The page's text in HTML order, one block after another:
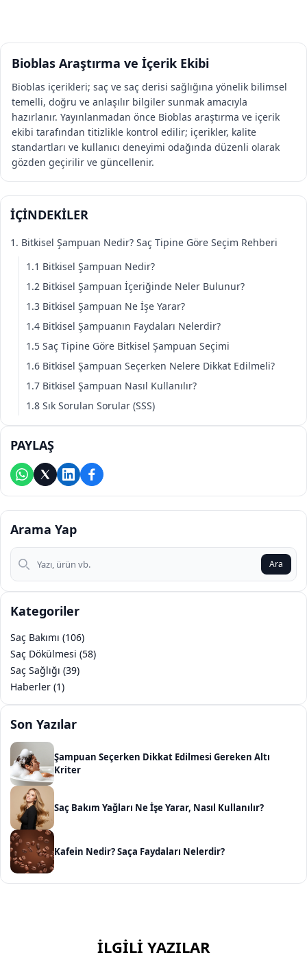
İÇİNDEKİLER
1. Bitkisel Şampuan Nedir? Saç Tipine Göre Seçim Rehberi
1.1 Bitkisel Şampuan Nedir?
1.2 Bitkisel Şampuan İçeriğinde Neler Bulunur?
1.3 Bitkisel Şampuan Ne İşe Yarar?
1.4 Bitkisel Şampuanın Faydaları Nelerdir?
1.5 Saç Tipine Göre Bitkisel Şampuan Seçimi
1.6 Bitkisel Şampuan Seçerken Nelere Dikkat Edilmeli?
1.7 Bitkisel Şampuan Nasıl Kullanılır?
1.8 Sık Sorulan Sorular (SSS)
PAYLAŞ
Bioblas Araştırma ve İçerik Ekibi
Bioblas içerikleri; saç ve saç derisi sağlığına yönelik bilimsel
temelli, doğru ve anlaşılır bilgiler sunmak amacıyla
hazırlanır. Yayınlanmadan önce Bioblas araştırma ve içerik
ekibi tarafından titizlikle kontrol edilir; içerikler, kalite
standartları ve kullanıcı deneyimi odağında düzenli olarak
gözden geçirilir ve güncellenir.
Arama Yap
Arama Yap
Ara
Kategoriler
Saç Bakımı (106)
Saç Dökülmesi (58)
Saç Sağlığı (39)
Haberler (1)
Son Yazılar
Şampuan Seçerken Dikkat Edilmesi Gereken Altı
Kriter
Saç Bakım Yağları Ne İşe Yarar, Nasıl Kullanılır?
Kafein Nedir? Saça Faydaları Nelerdir?
İLGILI YAZILAR